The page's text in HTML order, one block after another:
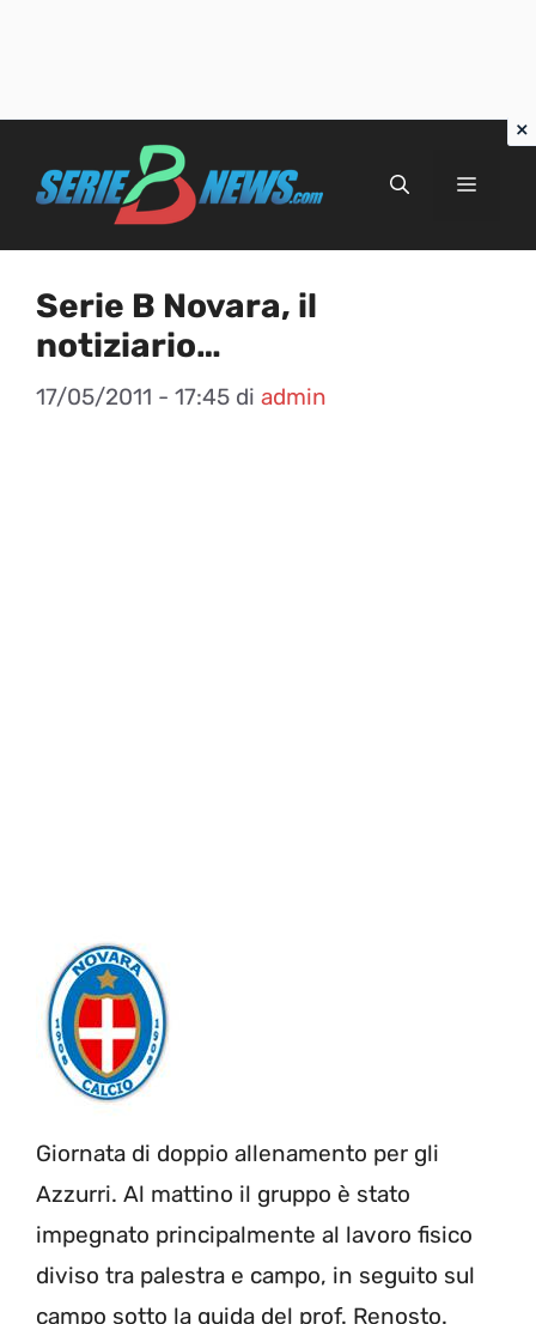
Menu
Serie B Novara, il
notiziario…
17/05/2011 - 17:45 di admin
Giornata di doppio allenamento per gli
Azzurri. Al mattino il gruppo è stato
impegnato principalmente al lavoro fisico
diviso tra palestra e campo, in seguito sul
campo sotto la guida del prof. Renosto.